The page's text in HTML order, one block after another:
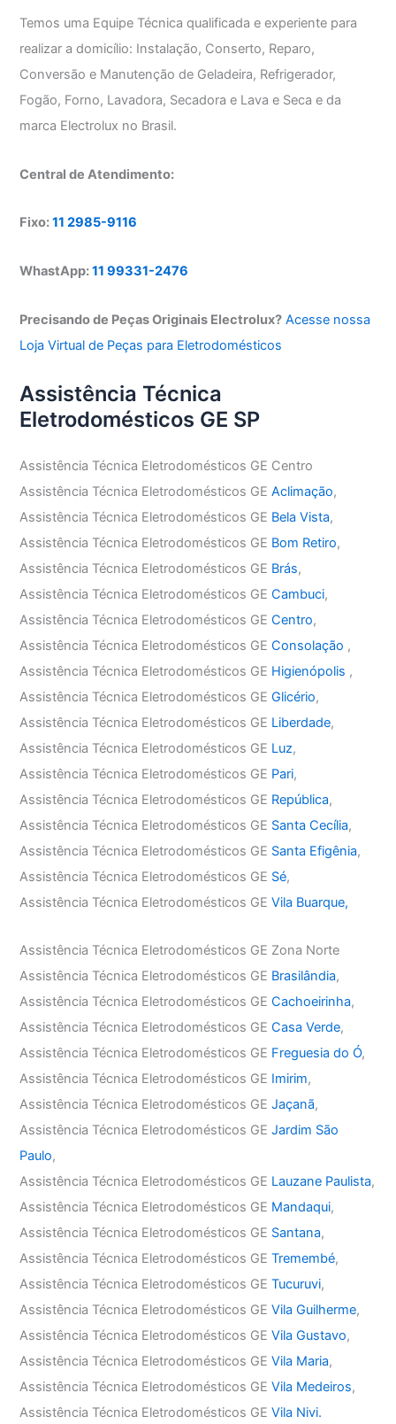
Temos uma Equipe Técnica qualificada e experiente para
realizar a domicílio: Instalação, Conserto, Reparo,
Conversão e Manutenção de Geladeira, Refrigerador,
Fogão, Forno, Lavadora, Secadora e Lava e Seca e da
marca Electrolux no Brasil.
Central de Atendimento:
Fixo:11 2985-9116
WhastApp:11 99331-2476
Precisando de Peças Originais Electrolux? Acesse nossa
Loja Virtual de Peças para Eletrodomésticos
Assistência Técnica
Eletrodomésticos GE SP
Assistência Técnica Eletrodomésticos GE Centro
Assistência Técnica Eletrodomésticos GEAclimação,
Assistência Técnica Eletrodomésticos GE Bela Vista,
Assistência Técnica Eletrodomésticos GE Bom Retiro,
Assistência Técnica Eletrodomésticos GE Brás,
Assistência Técnica Eletrodomésticos GECambuci,
Assistência Técnica Eletrodomésticos GECentro,
Assistência Técnica Eletrodomésticos GEConsolação ,
Assistência Técnica Eletrodomésticos GE Higienópolis ,
Assistência Técnica Eletrodomésticos GEGlicério,
Assistência Técnica Eletrodomésticos GE Liberdade,
Assistência Técnica Eletrodomésticos GE Luz,
Assistência Técnica Eletrodomésticos GE Pari,
Assistência Técnica Eletrodomésticos GE República,
Assistência Técnica Eletrodomésticos GE Santa Cecília,
Assistência Técnica Eletrodomésticos GE Santa Efigênia,
Assistência Técnica Eletrodomésticos GE Sé,
Assistência Técnica Eletrodomésticos GEVila Buarque,
Assistência Técnica Eletrodomésticos GE Zona Norte
Assistência Técnica Eletrodomésticos GE Brasilândia,
Assistência Técnica Eletrodomésticos GECachoeirinha,
Assistência Técnica Eletrodomésticos GECasa Verde,
Assistência Técnica Eletrodomésticos GE Freguesia do Ó,
Assistência Técnica Eletrodomésticos GE Imirim,
Assistência Técnica Eletrodomésticos GEJaçanã,
Assistência Técnica Eletrodomésticos GEJardim São
Paulo,
Assistência Técnica Eletrodomésticos GE Lauzane Paulista,
Assistência Técnica Eletrodomésticos GE Mandaqui,
Assistência Técnica Eletrodomésticos GE Santana,
Assistência Técnica Eletrodomésticos GETremembé,
Assistência Técnica Eletrodomésticos GETucuruvi,
Assistência Técnica Eletrodomésticos GEVila Guilherme,
Assistência Técnica Eletrodomésticos GEVila Gustavo,
Assistência Técnica Eletrodomésticos GEVila Maria,
Assistência Técnica Eletrodomésticos GEVila Medeiros,
Assistência Técnica Eletrodomésticos GEVila Nivi.